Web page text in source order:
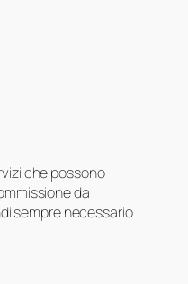
che possono
da
sempre necessario